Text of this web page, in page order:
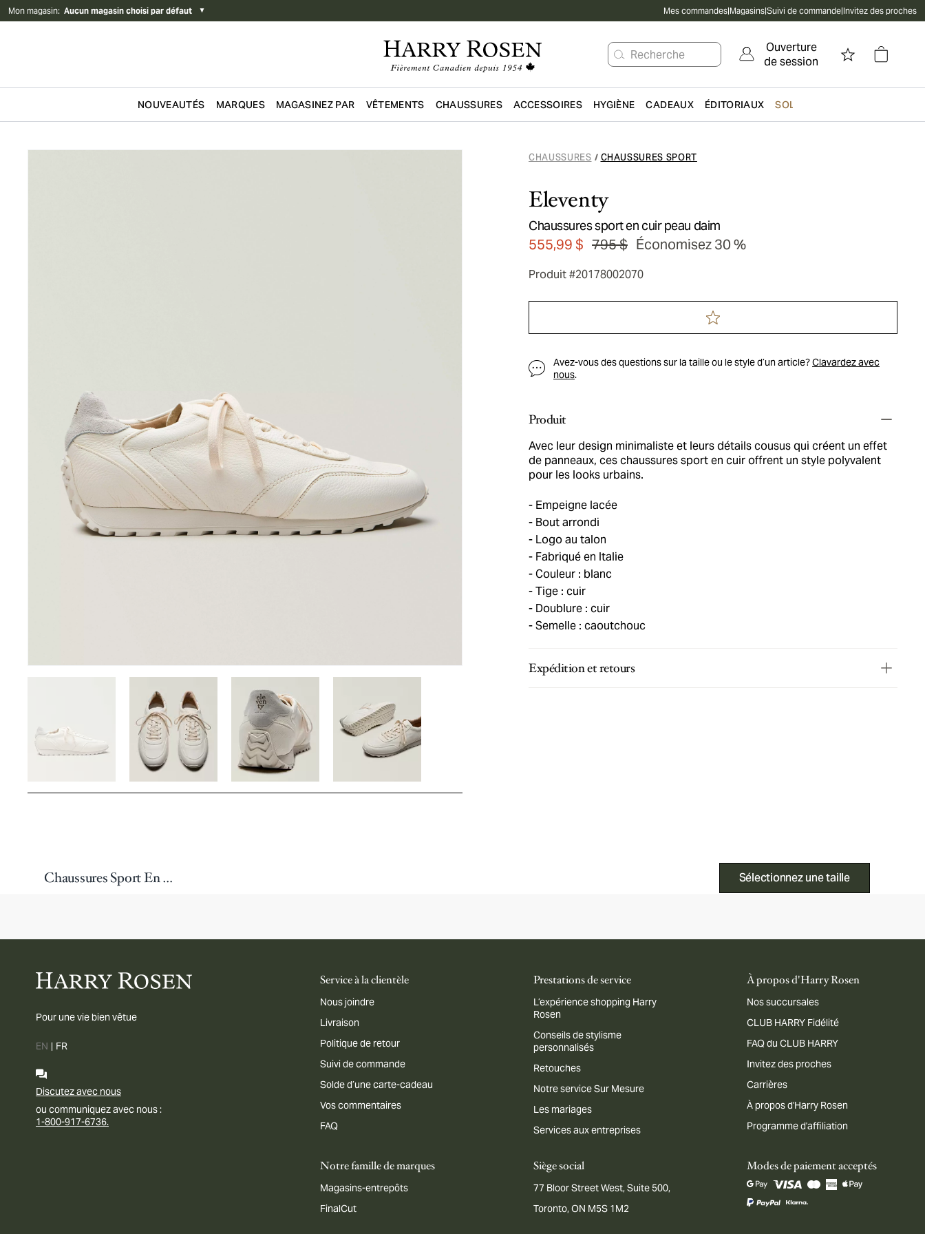
Mon magasin: Aucun magasin choisi par défaut ▼ Mes commandes|Magasins|Suivi de commande|Invitez des proches
Recherche
Ouverture
de session
Passer au contenu principal
NOUVEAUTÉS MARQUES MAGASINEZ PAR VÊTEMENTS CHAUSSURES ACCESSOIRES HYGIÈNE CADEAUX ÉDITORIAUX SOLDES
CHAUSSURES / CHAUSSURES SPORT
Eleventy
Chaussures sport en cuir peau daim
555,99 $ 795 $ Économisez 30 %
Produit #20178002070
Avez-vous des questions sur la taille ou le style d’un article?Clavardez avec
nous.
Produit
Avec leur design minimaliste et leurs détails cousus qui créent un effet
de panneaux, ces chaussures sport en cuir offrent un style polyvalent
pour les looks urbains.
Empeigne lacée
Bout arrondi
Logo au talon
Fabriqué en Italie
Couleur : blanc
Tige : cuir
Doublure : cuir
Semelle : caoutchouc
Expédition et retours
Chaussures Sport En Cuir Peau Daim Sélectionnez une taille
Pour une vie bien vêtue
EN | FR
Discutez avec nous
ou communiquez avec nous :
1-800-917-6736.
Service à la clientèle
Nous joindre
Livraison
Politique de retour
Suivi de commande
Solde d’une carte-cadeau
Vos commentaires
FAQ
Prestations de service
L’expérience shopping Harry
Rosen
Conseils de stylisme
personnalisés
Retouches
Notre service Sur Mesure
Les mariages
Services aux entreprises
À propos d'Harry Rosen
Nos succursales
CLUB HARRY Fidélité
FAQ du CLUB HARRY
Invitez des proches
Carrières
À propos d'Harry Rosen
Programme d'affiliation
Notre famille de marques
Magasins-entrepôts
FinalCut
Siège social
77 Bloor Street West, Suite 500,
Toronto, ON M5S 1M2
Modes de paiement acceptés